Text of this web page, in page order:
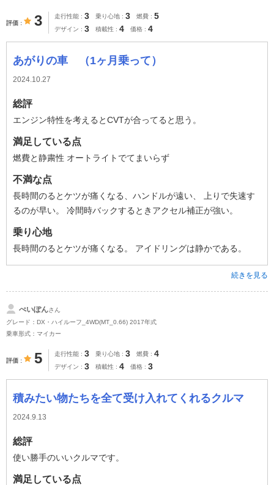
評価 3 走行性能 3 乗り心地 3 燃費 5
デザイン 3 積載性 4 価格 4
あがりの車 （1ヶ月乗って）
2024.10.27
総評
エンジン特性を考えるとCVTが合ってると思う。
満足している点
燃費と静粛性 オートライトでてまいらず
不満な点
長時間のるとケツが痛くなる、ハンドルが遠い、 上りで失速す
るのが早い。 冷間時バックするときアクセル補正が強い。
乗り心地
長時間のるとケツが痛くなる。 アイドリングは静かである。
続きを見る
ぺいぽんさん
グレード：DX・ハイルーフ_4WD(MT_0.66) 2017年式
乗車形式：マイカー
評価 5 走行性能 3 乗り心地 3 燃費 4
デザイン 3 積載性 4 価格 3
積みたい物たちを全て受け入れてくれるクルマ
2024.9.13
総評
使い勝手のいいクルマです。
満足している点